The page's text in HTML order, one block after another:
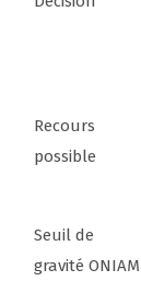
Recours
possible
Seuil de
gravité ONIAM